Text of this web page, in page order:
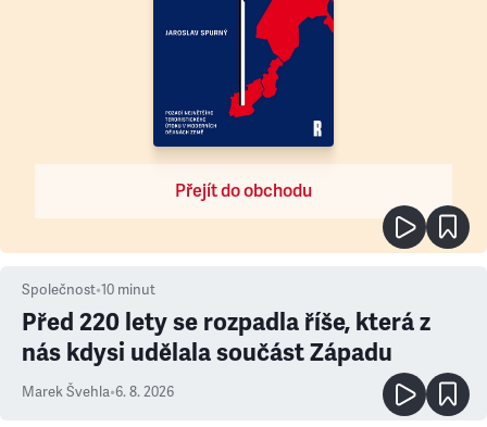
Přejít do obchodu
Společnost•10 minut
Před 220 lety se rozpadla říše, která z
nás kdysi udělala součást Západu
Marek Švehla•6. 8. 2026